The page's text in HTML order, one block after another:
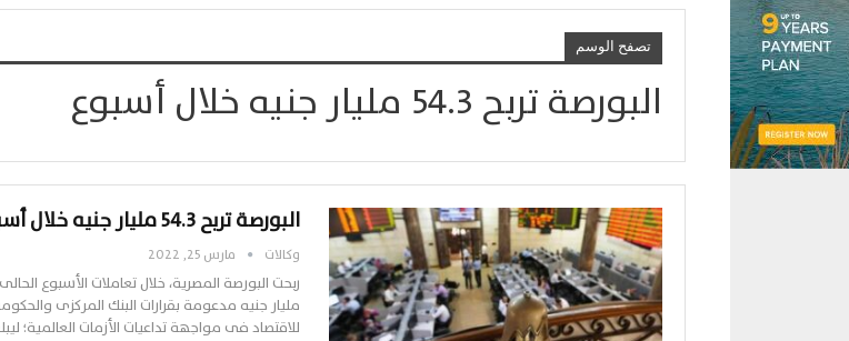
تصفح الوسم
البورصة تربح 54.3 مليار جنيه خلال أسبوع
البورصة تربح 54.3 مليار جنيه خلال أسبوع
وكالات مارس 25, 2022
مليار جنيه مدعومة بقرارات البنك المركزى
للاقتصاد فى مواجهة تداعيات الأزمات العالمية؛